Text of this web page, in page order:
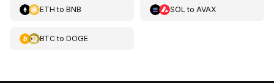
ETH to BNB SOL to AVAX
BTCto DOGE